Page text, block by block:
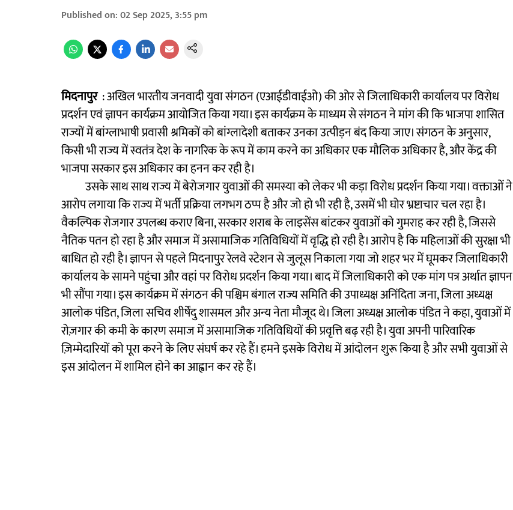
Published on:02 Sep 2025, 3:55 pm
मिदनापुर: अखिल भारतीय जनवादी युवा संगठन (एआईडीवाईओ) की ओर से जिलाधिकारी कार्यालय पर विरोध
प्रदर्शन एवं ज्ञापन कार्यक्रम आयोजित किया गया। इस कार्यक्रम के माध्यम से संगठन ने मांग की कि भाजपा शासित
राज्यों में बांग्लाभाषी प्रवासी श्रमिकों को बांग्लादेशी बताकर उनका उत्पीड़न बंद किया जाए। संगठन के अनुसार,
किसी भी राज्य में स्वतंत्र देश के नागरिक के रूप में काम करने का अधिकार एक मौलिक अधिकार है, और केंद्र की
भाजपा सरकार इस अधिकार का हनन कर रही है।
उसके साथ साथ राज्य में बेरोजगार युवाओं की समस्या को लेकर भी कड़ा विरोध प्रदर्शन किया गया। वक्ताओं ने
आरोप लगाया कि राज्य में भर्ती प्रक्रिया लगभग ठप्प है और जो हो भी रही है, उसमें भी घोर भ्रष्टाचार चल रहा है।
वैकल्पिक रोजगार उपलब्ध कराए बिना, सरकार शराब के लाइसेंस बांटकर युवाओं को गुमराह कर रही है, जिससे
नैतिक पतन हो रहा है और समाज में असामाजिक गतिविधियों में वृद्धि हो रही है। आरोप है कि महिलाओं की सुरक्षा भी
बाधित हो रही है। ज्ञापन से पहले मिदनापुर रेलवे स्टेशन से जुलूस निकाला गया जो शहर भर में घूमकर जिलाधिकारी
कार्यालय के सामने पहुंचा और वहां पर विरोध प्रदर्शन किया गया। बाद में जिलाधिकारी को एक मांग पत्र अर्थात ज्ञापन
भी सौंपा गया। इस कार्यक्रम में संगठन की पश्चिम बंगाल राज्य समिति की उपाध्यक्ष अनिंदिता जना, जिला अध्यक्ष
आलोक पंडित, जिला सचिव शीर्षेंदु शासमल और अन्य नेता मौजूद थे। जिला अध्यक्ष आलोक पंडित ने कहा, युवाओं में
रोज़गार की कमी के कारण समाज में असामाजिक गतिविधियों की प्रवृत्ति बढ़ रही है। युवा अपनी पारिवारिक
ज़िम्मेदारियों को पूरा करने के लिए संघर्ष कर रहे हैं। हमने इसके विरोध में आंदोलन शुरू किया है और सभी युवाओं से
इस आंदोलन में शामिल होने का आह्वान कर रहे हैं।